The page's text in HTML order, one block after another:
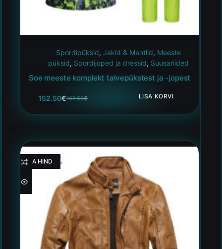
Spordipüksid, Jakid & Mantlid, Meeste
püksid, Spordijoped ja dressid, Suusariided
Soe meeste komplekt talvepükstest ja -jopest
167.58€
152.50€ LISA KORVI
HEA HIND